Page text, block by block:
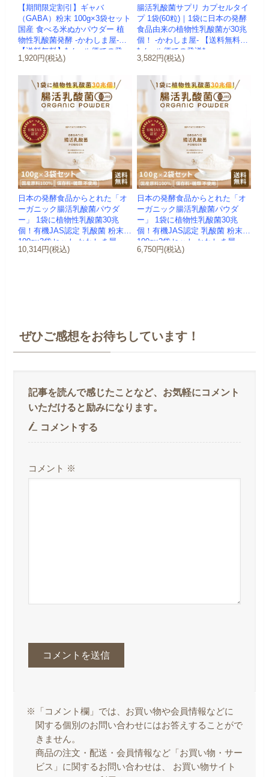
【期間限定割引】ギャバ
（GABA）粉末 100g×3袋セット
国産 食べる米ぬかパウダー 植
物性乳酸菌発酵 -かわしま屋-
【送料無料】*メール便での発
送...
1,920円(税込)
腸活乳酸菌サプリ カプセルタイ
プ 1袋(60粒)｜1袋に日本の発酵
食品由来の植物性乳酸菌が30兆
個！ -かわしま屋- 【送料無料】
*メール便での発送*
3,582円(税込)
日本の発酵食品からとれた「オ
ーガニック腸活乳酸菌パウダ
ー」 1袋に植物性乳酸菌30兆
個！有機JAS認定 乳酸菌 粉末
100g×3袋セット-かわしま屋-
【...
10,314円(税込)
日本の発酵食品からとれた「オ
ーガニック腸活乳酸菌パウダ
ー」 1袋に植物性乳酸菌30兆
個！有機JAS認定 乳酸菌 粉末
100g×2袋セット-かわしま屋-
【...
6,750円(税込)
※「コメント欄」では、お買い物や会員情報などに
関する個別のお問い合わせにはお答えすることがで
きません。
商品の注文・配送・会員情報など「お買い物・サー
ビス」に関するお問い合わせは、 お買い物サイト
ぜひご感想をお待ちしています！
コメントする
コメント ※